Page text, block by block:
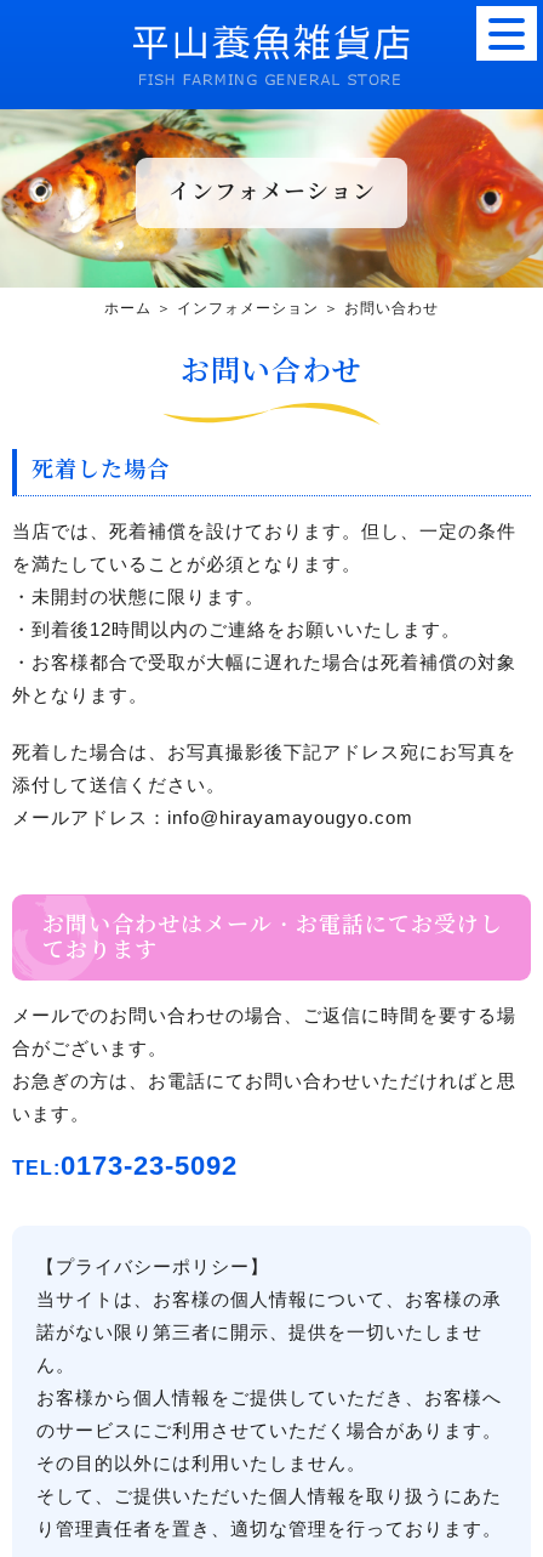
インフォメーション
ホーム ＞ インフォメーション ＞ お問い合わせ
お問い合わせ
死着した場合
当店では、死着補償を設けております。但し、一定の条件
を満たしていることが必須となります。
・未開封の状態に限ります。
・到着後12時間以内のご連絡をお願いいたします。
・お客様都合で受取が大幅に遅れた場合は死着補償の対象
外となります。
死着した場合は、お写真撮影後下記アドレス宛にお写真を
添付して送信ください。
メールアドレス：info@hirayamayougyo.com
お問い合わせはメール・お電話にてお受けし
ております
メールでのお問い合わせの場合、ご返信に時間を要する場
合がございます。
お急ぎの方は、お電話にてお問い合わせいただければと思
います。
TEL:0173-23-5092
【プライバシーポリシー】
当サイトは、お客様の個人情報について、お客様の承
諾がない限り第三者に開示、提供を一切いたしませ
ん。
お客様から個人情報をご提供していただき、お客様へ
のサービスにご利用させていただく場合があります。
その目的以外には利用いたしません。
そして、ご提供いただいた個人情報を取り扱うにあた
り管理責任者を置き、適切な管理を行っております。